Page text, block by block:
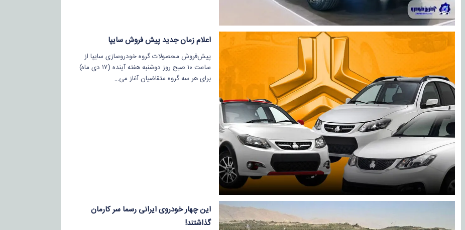
اعلام زمان جدید پیش فروش سایپا
پیش‌فروش محصولات گروه خودروسازی سایپا از
ساعت ۱۰ صبح روز دوشنبه هفته آینده (١٧ دی ماه)
برای هر سه گروه متقاضیان آغاز می…
این چهار خودروی ایرانی رسما سر کارمان
گذاشتند!